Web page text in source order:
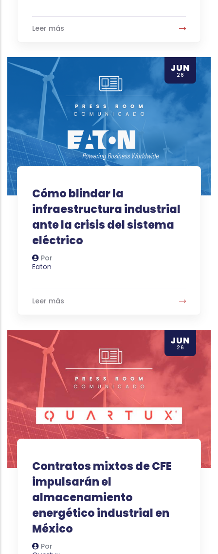
Leer más
JUN
26
Cómo blindar la
infraestructura industrial
ante la crisis del sistema
eléctrico
Por
Autor
Eaton
Leer más
JUN
26
Contratos mixtos de CFE
impulsarán el
almacenamiento
energético industrial en
México
Por